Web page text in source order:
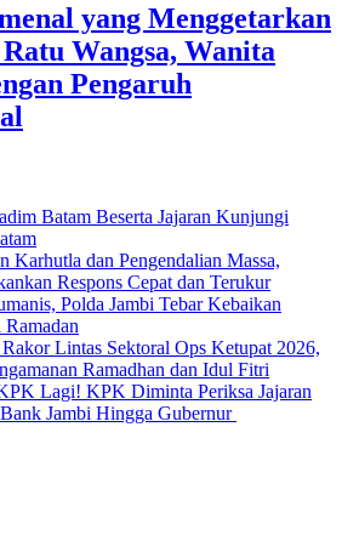
yang Menggetarkan
Wangsa, Wanita
Pengaruh
Batam Beserta Jajaran Kunjungi
Karhutla dan Pengendalian Massa,
Respons Cepat dan Terukur
Polda Jambi Tebar Kebaikan
Lintas Sektoral Ops Ketupat 2026,
Ramadhan dan Idul Fitri
Lagi! KPK Diminta Periksa Jajaran
Jambi Hingga Gubernur